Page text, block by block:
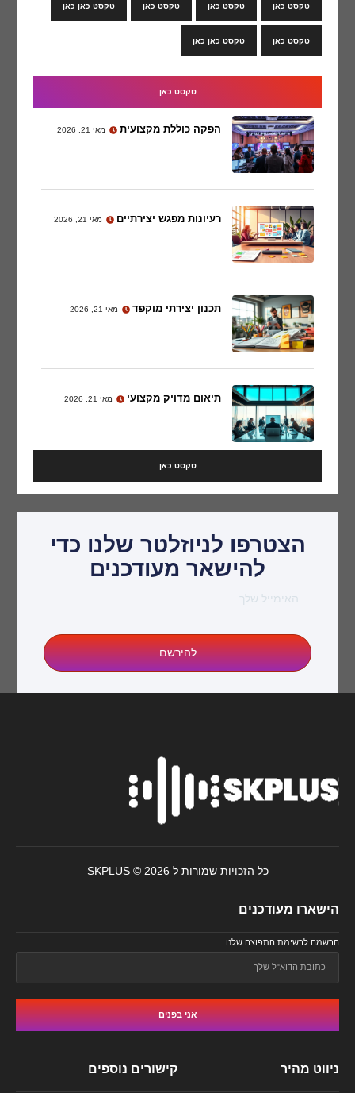
טקסט כאן טקסט כאן טקסט כאן טקסט כאן כאן
טקסט כאן טקסט כאן כאן
טקסט כאן
טקסט כאן
הפקה כוללת מקצועית מאי 21, 2026
רעיונות מפגש יצירתיים מאי 21, 2026
תכנון יצירתי מוקפד מאי 21, 2026
תיאום מדויק מקצועי מאי 21, 2026
הצטרפו לניוזלטר שלנו כדי
להישאר מעודכנים
להירשם
הישארו מעודכנים
הרשמה לרשימת התפוצה שלנו
אני בפנים
ניווט מהיר קישורים נוספים
כל הזכויות שמורות ל SKPLUS © 2026